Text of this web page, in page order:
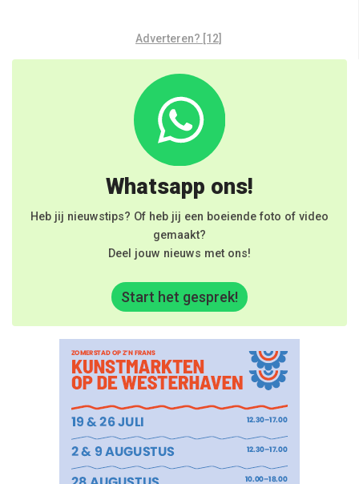
Adverteren? [12]
Whatsapp ons!
Heb jij nieuwstips? Of heb jij een boeiende foto of video
gemaakt?
Deel jouw nieuws met ons!
Start het gesprek!